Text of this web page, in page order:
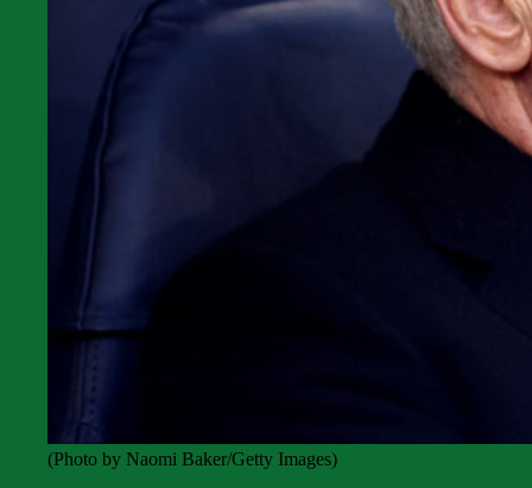
(Photo by Naomi Baker/Getty Images)